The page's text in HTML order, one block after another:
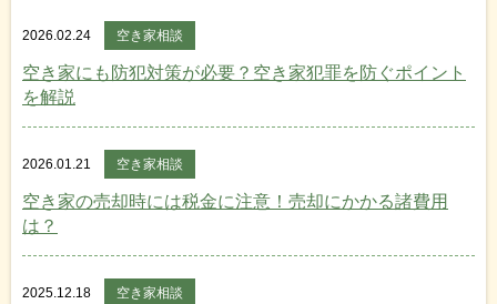
2026.02.24 空き家相談
空き家にも防犯対策が必要？空き家犯罪を防ぐポイント
を解説
2026.01.21 空き家相談
空き家の売却時には税金に注意！売却にかかる諸費用
は？
2025.12.18 空き家相談